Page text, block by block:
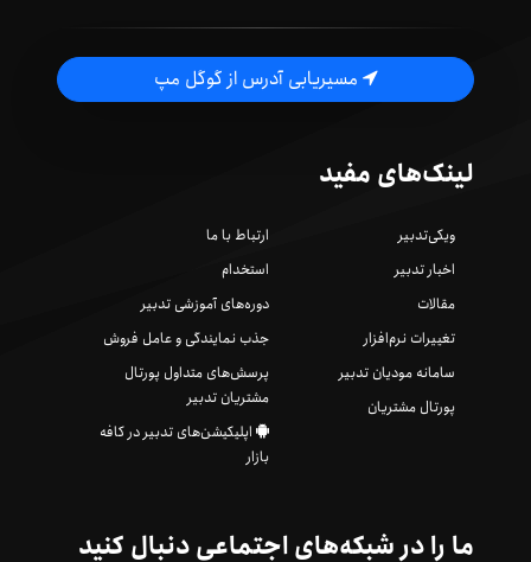
مسیریابی آدرس از گوگل مپ
لینک‌های مفید
ویکی‌تدبیر
اخبار تدبیر
مقالات
تغییرات نرم‌افزار
سامانه مودیان تدبیر
پورتال مشتریان
ارتباط با ما
استخدام
دوره‌های آموزشی تدبیر
جذب نمایندگی و عامل فروش
پرسش‌های متداول پورتال
مشتریان تدبیر
اپلیکیشن‌های تدبیر در کافه
بازار
ما را در شبکه‌های اجتماعی دنبال کنید